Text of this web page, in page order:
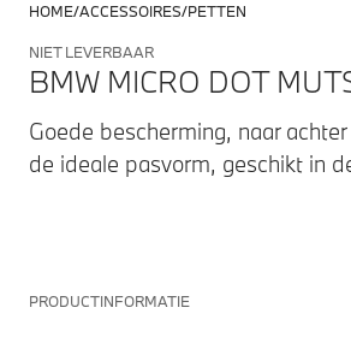
HOME ACCESSOIRES PETTEN
NIET LEVERBAAR
BMW MICRO DOT
Goede bescherming, naar
de ideale pasvorm, geschikt in
PRODUCTINFORMATIE